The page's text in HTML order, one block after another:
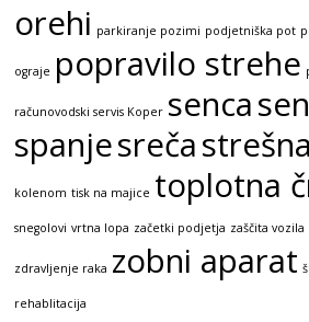
orehi parkiranje pozimi podjetniška pot
ograje popravilo strehe
računovodski servis Koper senca
spanjesreča
kolenom tisk na majice toplotna
snegolovi vrtna lopa začetki podjetja zaščita vozila
zdravljenje raka zobni aparat
rehablitacija